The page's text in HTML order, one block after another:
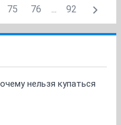
75 76 ... 92
нельзя купаться